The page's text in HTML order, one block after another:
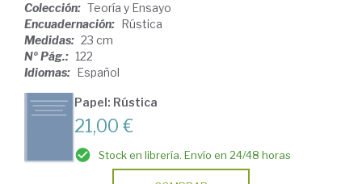
Colección: Teoría y Ensayo
Encuadernación: Rústica
Medidas: 23 cm
Nº Pág.: 122
Idiomas: Español
Papel: Rústica
21,00 €
Stock en librería. Envío en 24/48 horas